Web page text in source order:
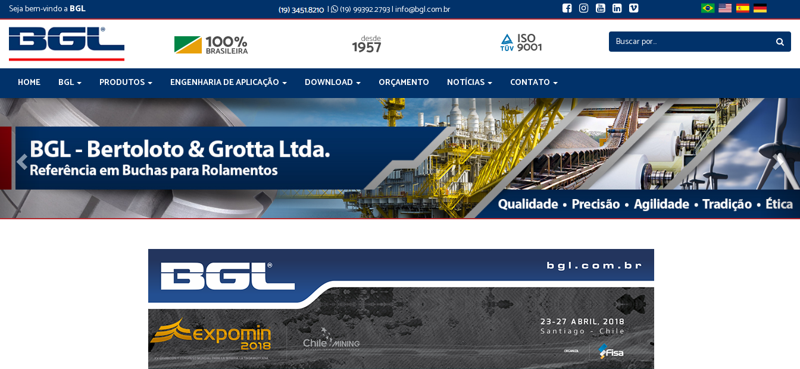
Seja bem-vindo a BGL | (19) 99392.2793|info@bgl.com.br
HOME BGL PRODUTOS ENGENHARIA DE APLICAÇÃO DOWNLOAD ORÇAMENTO NOTÍCIAS CONTATO
Previous